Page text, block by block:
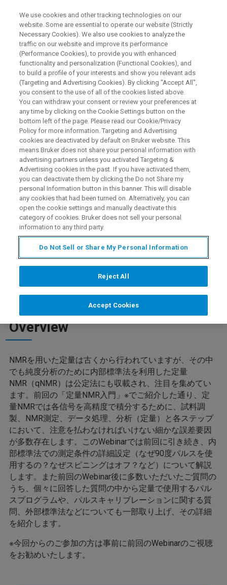
NUCLEAR MAGNETIC RESONANCE (NMR) WEBINAR
(続）定量NMR入門
純度分析のため内部標準法を利用した定量
NMRは公定法にも収載され注目を集めていま
す。このWebinarでは、前回の「定量NMR入
門」に引き続き、内部標準法を利用した公定
法での測定条件の詳細設定について解説しま
す。また前回のWebinar後に多数いただいたご
質問のうち、個々に回答した質問の中からい
くつかピックアップして測定時の注意点を細
かく説明します。
Overview
NMRを用いた定量は古くから行われていますが、その中
でも純度分析のために内部標準法を利用した定量
NMR（qNMR）は公定法にも収載され、注目を集めてい
ます。前回の「定量NMR入門」※でご紹介した通り、定
量NMRでは各信号を高精度で積分するために、試料調
製、NMR測定、データ処理、分析（定量）と各ステップ
において、注意を払わなければいけない細かな誤差要因
が多数存在します。このWebinarでは前回に引き続き、内
部標準法での測定条件の詳細設定（なぜ90度パルスを使
用するの？なぜスピニングはオフ？など）について解説
します。また前回のWebinar後に多数いただいたご質問の
うち、個々に回答した質問の中から定量で使用するパル
スプログラムや、パルスキャリブレーションに関する質
問、外部標準法などについても一部取り上げ、その詳細
を紹介します。
※今回からのご参加の方は事前に前回のWebinarのご視聴
をお勧めいたします。
We use cookies and other tracking technologies on our
website. Some are essential to operate our website (Strictly
Necessary Cookies). We also use cookies to analyze the
traffic on our website and improve its performance
(Performance Cookies), to provide you with enhanced
functionality and personalization (Functional Cookies), and
to build a profile of your interests and show you relevant ads
(Targeting and Advertising Cookies). By clicking "Accept All",
you consent to the use of all of the cookies listed above.
You can withdraw your consent or review your preferences at
any time by clicking on the Cookie Settings button on the
bottom left of the page. Please read our Cookie/Privacy
Policy for more information. Targeting and Advertising
cookies are deactivated by default on Bruker website. This
means Bruker does not share your personal information with
advertising partners unless you activated Targeting &
Advertising cookies in the past. If you have activated them,
you can deactivate them by clicking the Do not Share my
personal Information button in this banner. This will disable
any cookies that had been turned on. Alternatively, you can
open the cookie settings and manually deactivate this
category of cookies. Bruker does not sell your personal
information to any third party.
Do Not Sell or Share My Personal Information
Reject All
Accept Cookies